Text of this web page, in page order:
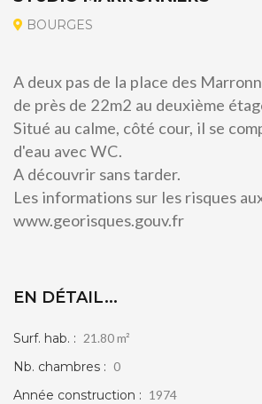
BOURGES
A deux pas de la place des
de près de 22m2 au deuxième
Situé au calme, côté cour, il se
d'eau avec WC.
A découvrir sans tarder.
Les informations sur les risques
www.georisques.gouv.fr
EN DÉTAIL...
Surf. hab. : 21.80 m²
Nb. chambres : 0
Année construction : 1974
A vendre